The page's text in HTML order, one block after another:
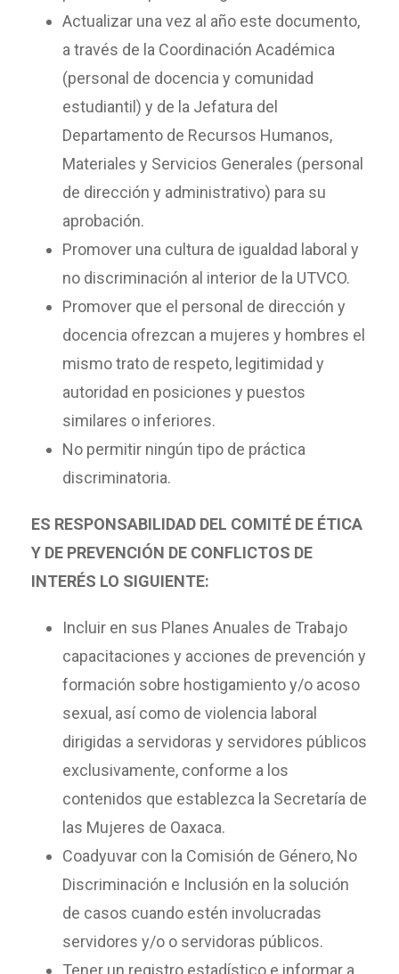
Actualizar una vez al año este documento,
a través de la Coordinación Académica
(personal de docencia y comunidad
estudiantil) y de la Jefatura del
Departamento de Recursos Humanos,
Materiales y Servicios Generales (personal
de dirección y administrativo) para su
aprobación.
Promover una cultura de igualdad laboral y
no discriminación al interior de la UTVCO.
Promover que el personal de dirección y
docencia ofrezcan a mujeres y hombres el
mismo trato de respeto, legitimidad y
autoridad en posiciones y puestos
similares o inferiores.
No permitir ningún tipo de práctica
discriminatoria.
ES RESPONSABILIDAD DEL COMITÉ DE ÉTICA
Y DE PREVENCIÓN DE CONFLICTOS DE
INTERÉS LO SIGUIENTE:
Incluir en sus Planes Anuales de Trabajo
capacitaciones y acciones de prevención y
formación sobre hostigamiento y/o acoso
sexual, así como de violencia laboral
dirigidas a servidoras y servidores públicos
exclusivamente, conforme a los
contenidos que establezca la Secretaría de
las Mujeres de Oaxaca.
Coadyuvar con la Comisión de Género, No
Discriminación e Inclusión en la solución
de casos cuando estén involucradas
servidores y/o o servidoras públicos.